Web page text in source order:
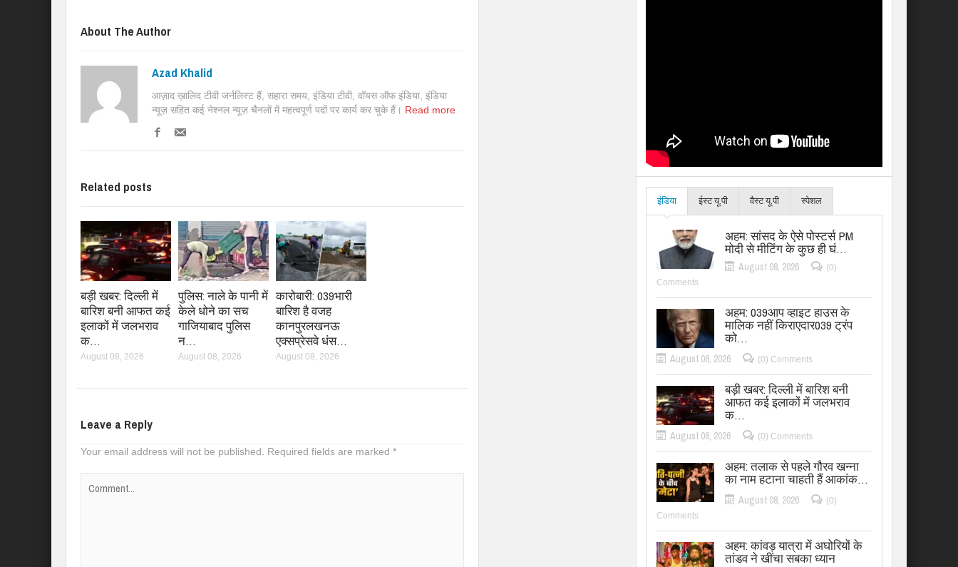
About The Author
Azad Khalid
आज़ाद ख़ालिद टीवी जर्नलिस्ट हैं, सहारा समय, इंडिया टीवी, वॉयस ऑफ इंडिया, इंडिया
न्यूज़ सहित कई नेश्नल न्यूज़ चैनलों में महत्वपूर्ण पदों पर कार्य कर चुके हैं। Read more
Related posts
बड़ी खबर: दिल्ली में
बारिश बनी आफत कई
इलाकों में जलभराव
क…
August 08, 2026
पुलिस: नाले के पानी में
केले धोने का सच
गाजियाबाद पुलिस
न…
August 08, 2026
कारोबारी: 039भारी
बारिश है वजह
कानपुरलखनऊ
एक्सप्रेसवे धंस…
August 08, 2026
Leave a Reply
Your email address will not be published. Required fields are marked *
इंडिया ईस्ट यू.पी वैस्ट यू.पी स्पेशल
अहम: सांसद के ऐसे पोस्टर्स PM
मोदी से मीटिंग के कुछ ही घं…
August 08, 2026
(0)
Comments
अहम: 039आप व्हाइट हाउस के
मालिक नहीं किराएदार039 ट्रंप
को…
August 08, 2026 (0) Comments
बड़ी खबर: दिल्ली में बारिश बनी
आफत कई इलाकों में जलभराव
क…
August 08, 2026 (0) Comments
अहम: तलाक से पहले गौरव खन्ना
का नाम हटाना चाहती हैं आकांक…
August 08, 2026
(0)
Comments
अहम: कांवड़ यात्रा में अघोरियों के
तांडव ने खींचा सबका ध्यान